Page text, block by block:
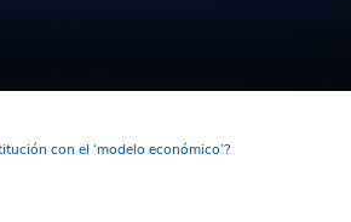
con el ‘modelo económico’?